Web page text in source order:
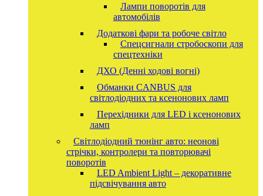
Лампи поворотів для
автомобілів
Додаткові фари та робоче світло
Спецсигнали стробоскопи для
спецтехніки
ДХО (Денні ходові вогні)
Обманки CANBUS для
світлодіодних та ксенонових ламп
Перехідники для LED і ксенонових
ламп
Світлодіодний тюнінг авто: неонові
стрічки, контролери та повторювачі
поворотів
LED Ambient Light – декоративне
підсвічування авто